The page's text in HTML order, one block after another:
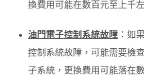
換費用可能在數百元至上千
油門電子控制系統故障 ：如
控制系統故障，可能需要檢
子系統，更換費用可能落在